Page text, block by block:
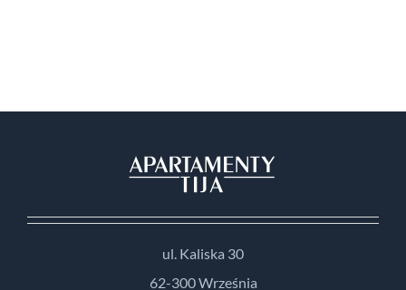
ul. Kaliska 30
62-300 Września